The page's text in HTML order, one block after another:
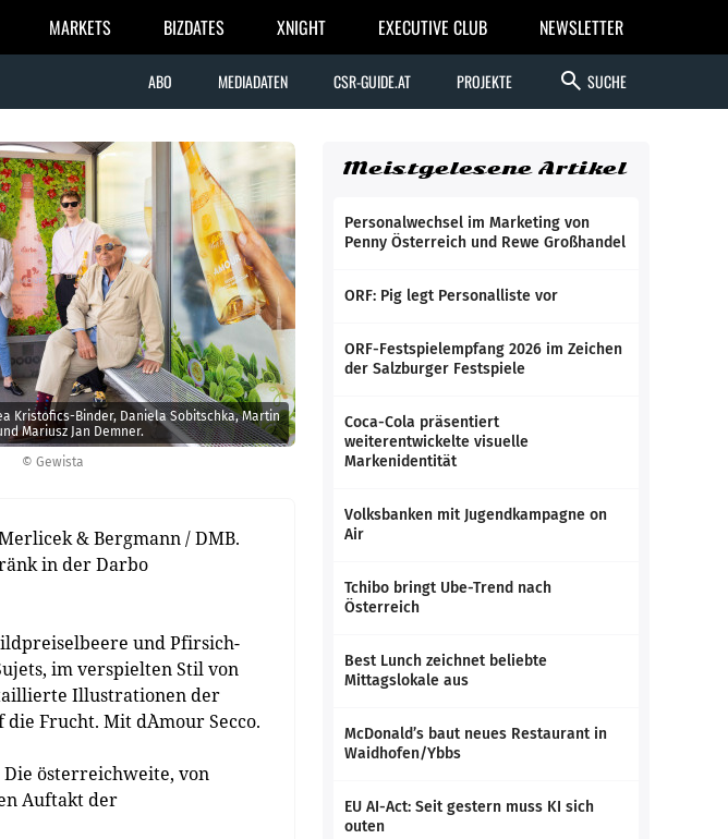
MARKETS BIZDATES XNIGHT EXECUTIVE CLUB NEWSLETTER
ABO MEDIADATEN CSR-GUIDE.AT PROJEKTE search SUCHE
© Gewista
Kristofics-Binder, Daniela Sobitschka, Martin
Mariusz Jan Demner.
& Bergmann / DMB.
in der Darbo
und Pfirsich-
im verspielten Stil von
Illustrationen der
Frucht. Mit d`Amour Secco.
österreichweite, von
Auftakt der
Meistgelesene Artikel
Personalwechsel im Marketing von
Penny Österreich und Rewe Großhandel
ORF: Pig legt Personalliste vor
ORF-Festspielempfang 2026 im Zeichen
der Salzburger Festspiele
Coca-Cola präsentiert
weiterentwickelte visuelle
Markenidentität
Volksbanken mit Jugendkampagne on
Air
Tchibo bringt Ube-Trend nach
Österreich
Best Lunch zeichnet beliebte
Mittagslokale aus
McDonald’s baut neues Restaurant in
Waidhofen/Ybbs
EU AI-Act: Seit gestern muss KI sich
outen